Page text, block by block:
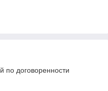
по договоренности